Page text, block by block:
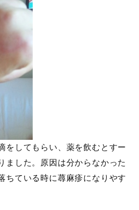
をしてもらい、薬を飲むとすー
ました。原因は分からなかった
ちている時に蕁麻疹になりやす